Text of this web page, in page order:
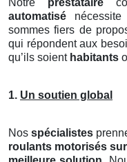
Notre prestataire
automatisé
sommes fiers de
qui répondent aux
qu’ils soient habitants
1. Un soutien global
Nos spécialistes
roulants motorisés